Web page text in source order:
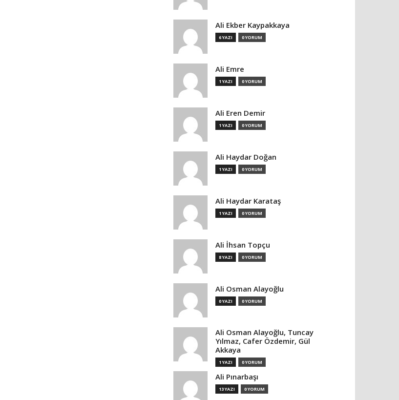
Ali Ekber Kaypakkaya
6 YAZI 0 YORUM
Ali Emre
1 YAZI 0 YORUM
Ali Eren Demir
1 YAZI 0 YORUM
Ali Haydar Doğan
1 YAZI 0 YORUM
Ali Haydar Karataş
1 YAZI 0 YORUM
Ali İhsan Topçu
8 YAZI 0 YORUM
Ali Osman Alayoğlu
0 YAZI 0 YORUM
Ali Osman Alayoğlu, Tuncay
Yılmaz, Cafer Özdemir, Gül
Akkaya
1 YAZI 0 YORUM
Ali Pınarbaşı
13 YAZI 0 YORUM